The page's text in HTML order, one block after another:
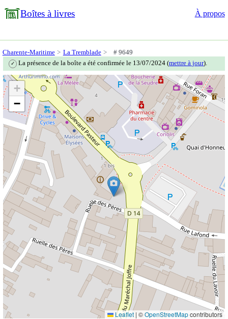
Boîtes à livres À propos
Charente-Maritime La Tremblade # 9649
✓ La présence de la boîte a été confirmée le 13/07/2024 (mettre à jour).
+
−
Leaflet | ©OpenStreetMapcontributors